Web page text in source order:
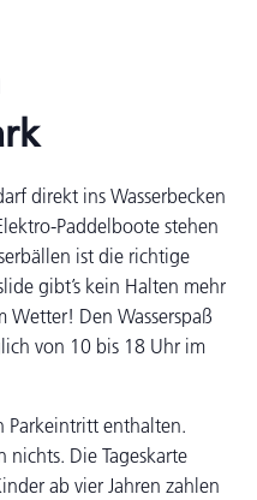
direkt ins Wasserbecken
Paddelboote stehen
ist die richtige
gibt’s kein Halten mehr
Wetter! Den Wasserspaß
von 10 bis 18 Uhr im
Parkeintritt enthalten.
nichts. Die Tageskarte
ab vier Jahren zahlen